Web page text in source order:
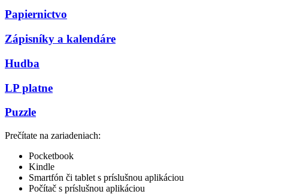
Papiernictvo
Zápisníky a kalendáre
Hudba
LP platne
Puzzle
Prečítate na zariadeniach:
Pocketbook
Kindle
Smartfón či tablet s príslušnou aplikáciou
Počítač s príslušnou aplikáciou